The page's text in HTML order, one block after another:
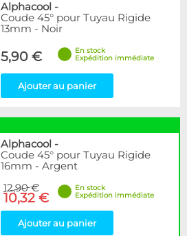
Alphacool -
Coude 45° pour Tuyau Rigide
13mm - Noir
5,90 €
En stock
Expédition immédiate
Ajouter au panier
Alphacool -
Coude 45° pour Tuyau Rigide
16mm - Argent
12,90 €
10,32 €
En stock
Expédition immédiate
Ajouter au panier